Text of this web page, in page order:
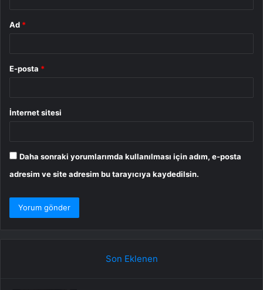
Ad *
E-posta *
İnternet sitesi
Daha sonraki yorumlarımda kullanılması için adım, e-posta
adresim ve site adresim bu tarayıcıya kaydedilsin.
Son Eklenen